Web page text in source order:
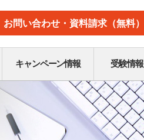
お問い合わせ・資料請求（無料）
キャンペーン情報 受験情報